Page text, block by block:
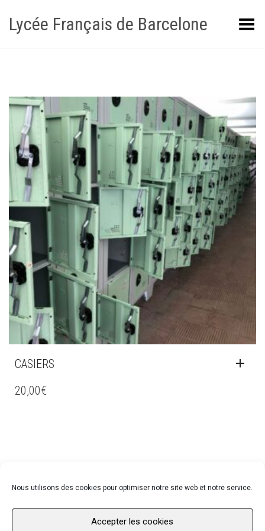
Nous utilisons des cookies pour optimiser notre site web et notre service.
Accepter les cookies
Lycée Français de Barcelone Toggle Menu
CASIERS
20,00€